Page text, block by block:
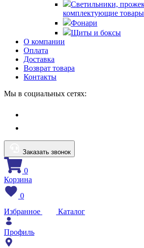
Светильники,
комплектующие товары
Фонари
Щиты и боксы
О компании
Оплата
Доставка
Возврат товара
Контакты
Мы в социальных сетях:
Заказать звонок
0
Корзина
0
Избранное
Каталог
Профиль